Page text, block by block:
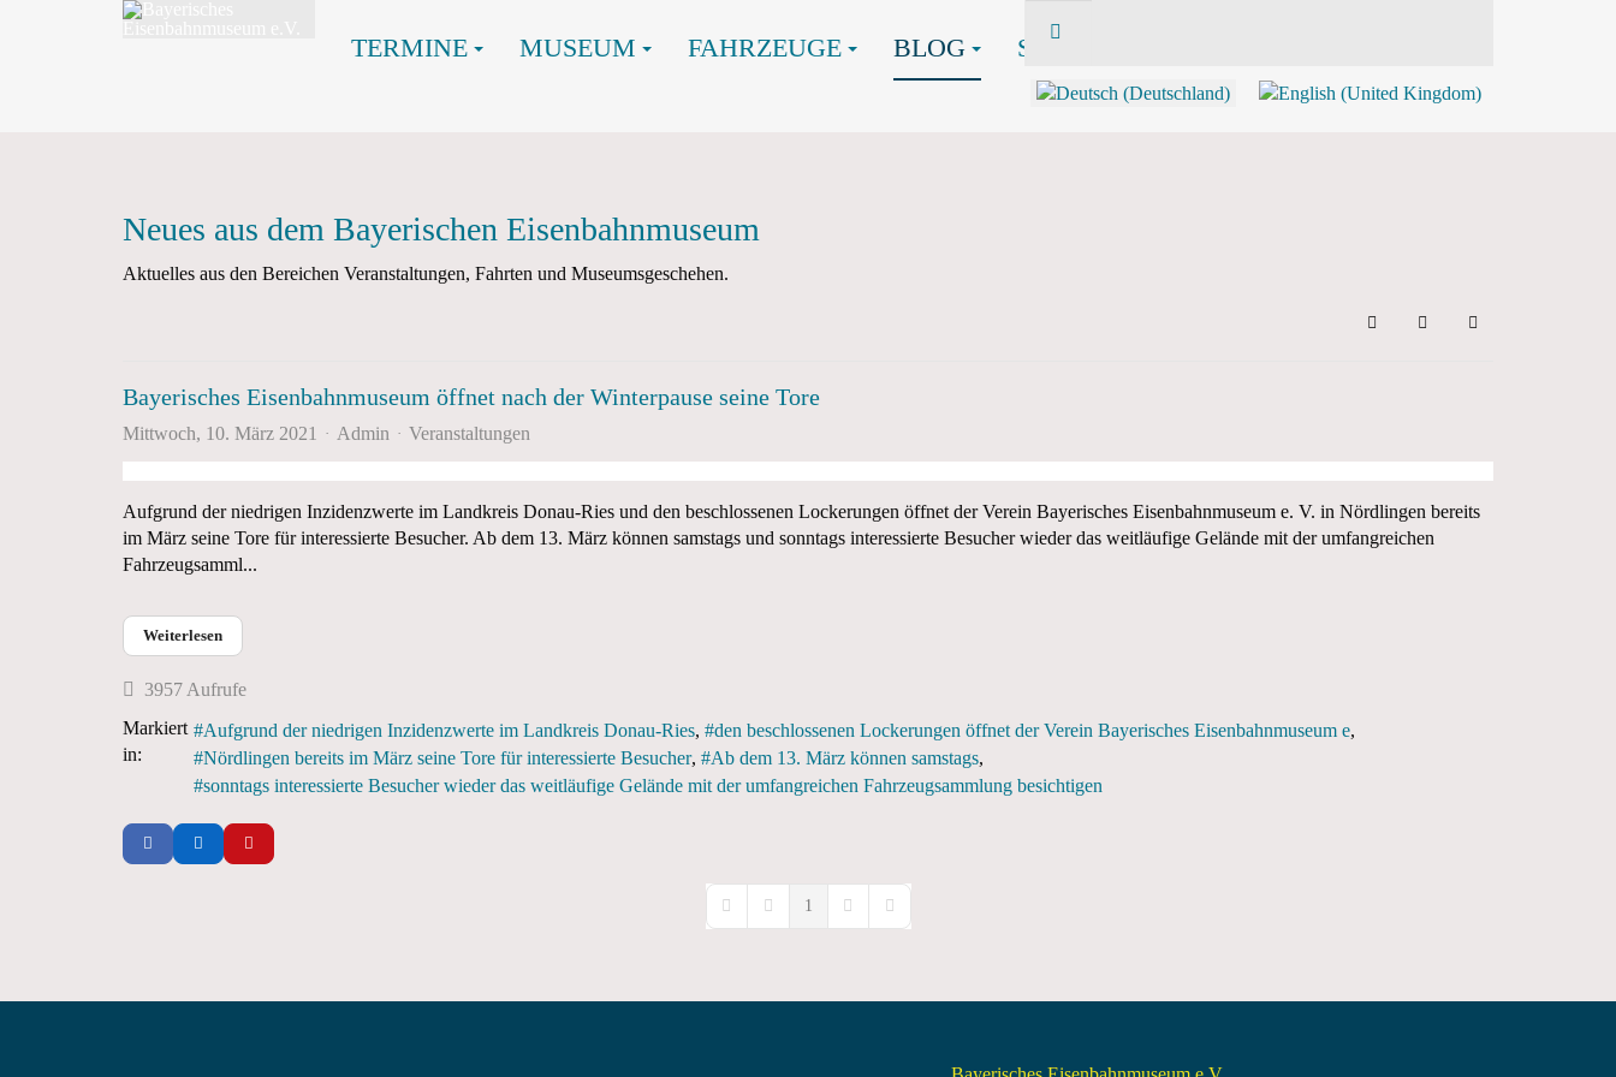
TERMINE MUSEUM FAHRZEUGE BLOG SHOP
Neues aus dem Bayerischen Eisenbahnmuseum
Aktuelles aus den Bereichen Veranstaltungen, Fahrten und Museumsgeschehen.
SearchUpdates abonnieren
Sign In
Bayerisches Eisenbahnmuseum öffnet nach der Winterpause seine Tore
Mittwoch, 10. März 2021 Admin Veranstaltungen
Aufgrund der niedrigen Inzidenzwerte im Landkreis Donau-Ries und den beschlossenen Lockerungen öffnet der Verein Bayerisches Eisenbahnmuseum e. V. in Nördlingen bereits
im März seine Tore für interessierte Besucher. Ab dem 13. März können samstags und sonntags interessierte Besucher wieder das weitläufige Gelände mit der umfangreichen
Fahrzeugsamml...
Weiterlesen
3957 Aufrufe
Markiert
in:
Aufgrund der niedrigen Inzidenzwerte im Landkreis Donau-Ries
den beschlossenen Lockerungen öffnet der Verein Bayerisches Eisenbahnmuseum e
Nördlingen bereits im März seine Tore für interessierte Besucher
Ab dem 13. März können samstags
sonntags interessierte Besucher wieder das weitläufige Gelände mit der umfangreichen Fahrzeugsammlung besichtigen
First PagePrevious Page
1
Next PageLast Page